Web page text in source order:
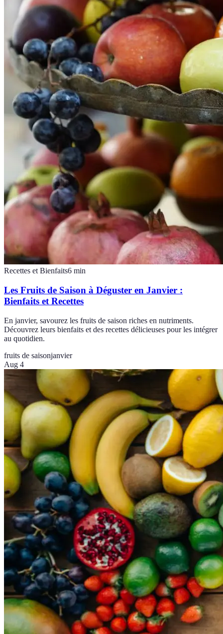
Recettes et Bienfaits6 min
Les Fruits de Saison à Déguster en Janvier :
Bienfaits et Recettes
En janvier, savourez les fruits de saison riches en nutriments.
Découvrez leurs bienfaits et des recettes délicieuses pour les intégrer
au quotidien.
fruits de saisonjanvier
Aug 4